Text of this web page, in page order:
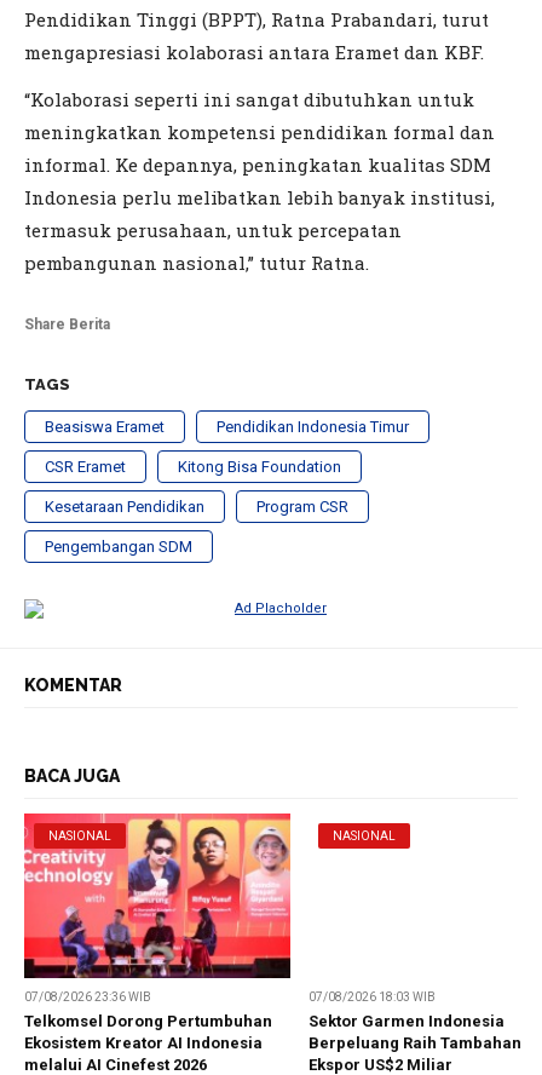
Pendidikan Tinggi (BPPT), Ratna Prabandari, turut
mengapresiasi kolaborasi antara Eramet dan KBF.
“Kolaborasi seperti ini sangat dibutuhkan untuk
meningkatkan kompetensi pendidikan formal dan
informal. Ke depannya, peningkatan kualitas SDM
Indonesia perlu melibatkan lebih banyak institusi,
termasuk perusahaan, untuk percepatan
pembangunan nasional,” tutur Ratna.
Share Berita
TAGS
Beasiswa Eramet Pendidikan Indonesia Timur
CSR Eramet Kitong Bisa Foundation
Kesetaraan Pendidikan Program CSR
Pengembangan SDM
KOMENTAR
BACA JUGA
NASIONAL
07/08/2026 23:36 WIB
Telkomsel Dorong Pertumbuhan
Ekosistem Kreator AI Indonesia
melalui AI Cinefest 2026
NASIONAL
07/08/2026 18:03 WIB
Sektor Garmen Indonesia
Berpeluang Raih Tambahan
Ekspor US$2 Miliar